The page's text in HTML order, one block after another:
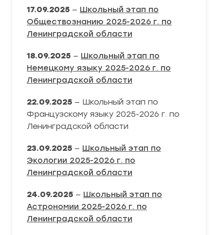
17.09.2025 — Школьный этап по
Обществознанию 2025-2026 г. по
Ленинградской области
18.09.2025 — Школьный этап по
Немецкому языку 2025-2026 г. по
Ленинградской области
22.09.2025 — Школьный этап по
Французскому языку 2025-2026 г. по
Ленинградской области
23.09.2025 — Школьный этап по
Экологии 2025-2026 г. по
Ленинградской области
24.09.2025 — Школьный этап по
Астрономии 2025-2026 г. по
Ленинградской области